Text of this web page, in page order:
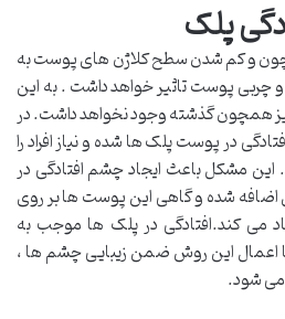
پلک
و کم شدن سطح کلاژن ‌های پوست به
پوست تاثیر خواهد داشت . به این
همچون گذشته وجود نخواهد داشت. در
در پوست پلک ‌ها شده و نیاز افراد را
مشکل باعث ایجاد چشم افتادگی در
اضافه‌ شده و گاهی این پوست ‌ها بر روی
می کند.افتادگی در پلک ها موجب به
اعمال این روش ضمن زیبایی چشم ها ،
می شود.